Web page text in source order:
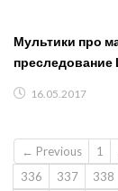
Мультики про
16.05.2017
← Previous 1
336
337 338